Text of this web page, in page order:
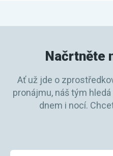
Načrtněte
Ať už jde o
pronájmu, náš tým
dnem i nocí.